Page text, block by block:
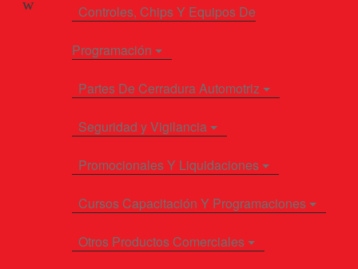
Controles, Chips Y Equipos De
Programación
Partes De Cerradura Automotriz
Seguridad y Vigilancia
Promocionales Y Liquidaciones
Cursos Capacitación Y Programaciones
Otros Productos Comerciales